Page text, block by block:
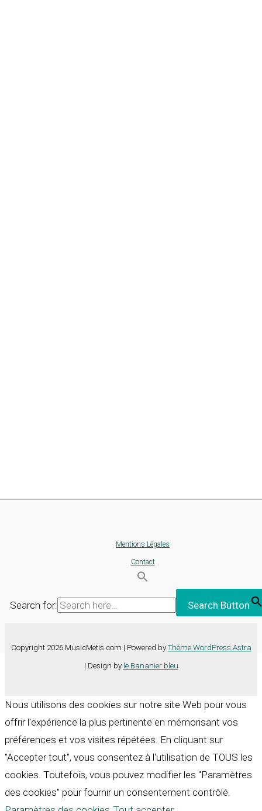
Mentions Légales
Contact
Search for: Search Button
Copyright 2026 MusicMetis.com | Powered by Thème WordPress Astra
| Design by le Bananier bleu
Nous utilisons des cookies sur notre site Web pour vous
offrir l'expérience la plus pertinente en mémorisant vos
préférences et vos visites répétées. En cliquant sur
"Accepter tout", vous consentez à l'utilisation de TOUS les
cookies. Toutefois, vous pouvez modifier les "Paramètres
des cookies" pour fournir un consentement contrôlé.